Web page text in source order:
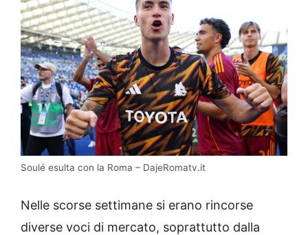
Soulé esulta con la Roma – DajeRomatv.it
Nelle scorse settimane si erano rincorse
diverse voci di mercato, soprattutto dalla